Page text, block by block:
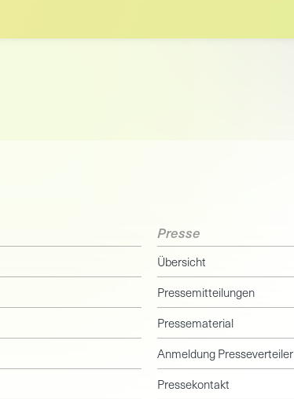
Presse
Übersicht
Pressemitteilungen
Pressematerial
Anmeldung Presseverteiler
Pressekontakt